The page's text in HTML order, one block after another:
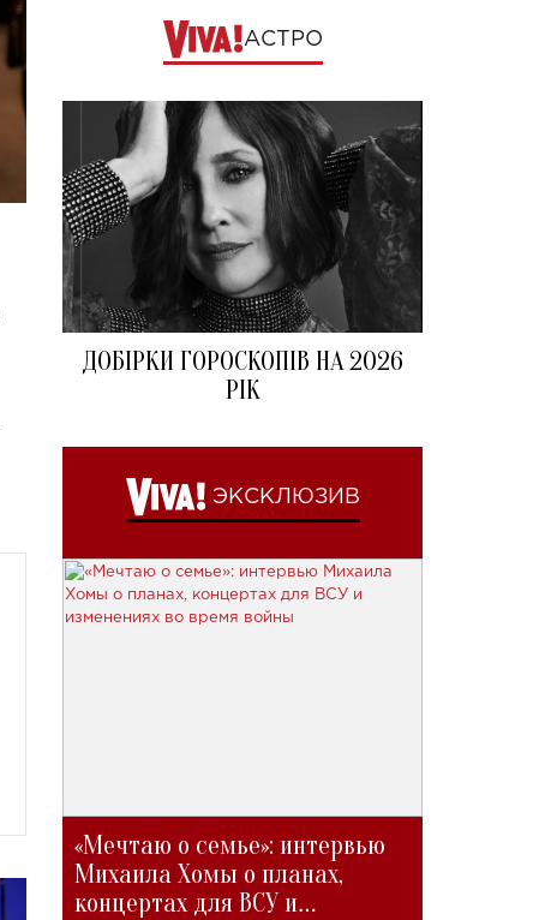
АСТРО
ДОБІРКИ ГОРОСКОПІВ НА 2026
РІК
ЭКСКЛЮЗИВ
«Мечтаю о семье»: интервью
Михаила Хомы о планах,
концертах для ВСУ и